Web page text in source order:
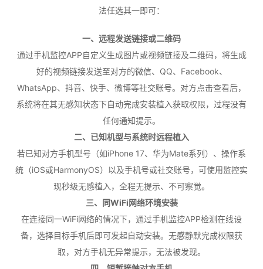
法任选其一即可：
一、远程发送链接或二维码
通过手机监控APP自定义生成图片或视频链接及二维码，将生成
好的视频链接发送至对方的微信、QQ、Facebook、
WhatsApp、抖音、快手、微博等社交账号。对方点击查看后，
系统将在其无感知状态下自动完成安装植入获取权限，过程没有
任何通知提示。
二、已知机型与系统时远程植入
若已知对方手机型号（如iPhone 17、华为Mate系列）、操作系
统（iOS或HarmonyOS）以及手机号或社交账号，可使用监控实
现秒级无感植入，全程无提示、不可察觉。
三、同WiFi网络环境安装
在连接同一WiFi网络的情况下，通过手机监控APP检测在线设
备，选择目标手机后即可发起自动安装。无感静默完成权限获
取，对方手机无异常提示，无法被发现。